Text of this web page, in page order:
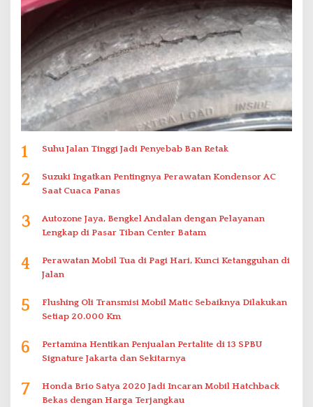
1 Suhu Jalan Tinggi Jadi Penyebab Ban Retak
2
Suzuki Ingatkan Pentingnya Perawatan Kondensor AC
Saat Cuaca Panas
3
Autozone Jaya, Bengkel Andalan dengan Pelayanan
Lengkap di Pasar Tiban Center Batam
4
Perawatan Mobil Tua di Pagi Hari, Kunci Ketangguhan di
Jalan
5
Flushing Oli Transmisi Mobil Matic Sebaiknya Dilakukan
Setiap 20.000 Km
6
Pertamina Hentikan Penjualan Pertalite di 13 SPBU
Signature Jakarta dan Sekitarnya
7
Honda Brio Satya 2020 Jadi Incaran Mobil Hatchback
Bekas dengan Harga Terjangkau